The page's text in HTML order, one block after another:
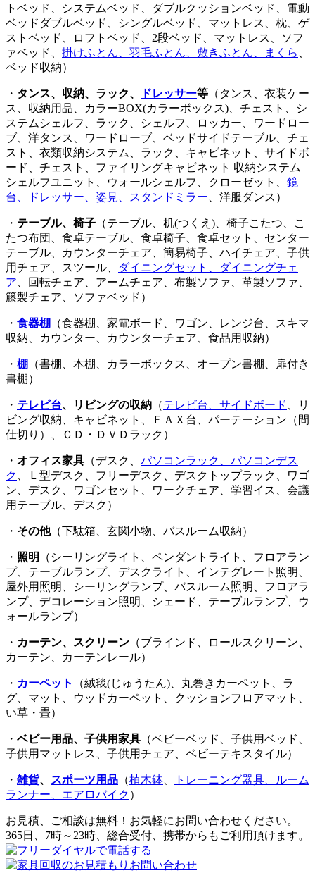
トベッド、システムベッド、ダブルクッションベッド、電動
ベッドダブルベッド、シングルベッド、マットレス、枕、ゲ
ストベッド、ロフトベッド、2段ベッド、マットレス、ソフ
ァベッド、 掛けふとん、羽毛ふとん、敷きふとん、まくら
ベッド収納）
・ タンス、収納、ラック、 ドレッサー等 （タンス、衣装ケー
ス、収納用品、カラーBOX(カラーボックス)、チェスト、シ
ステムシェルフ、ラック、シェルフ、ロッカー、ワードロー
ブ、洋タンス、ワードローブ、ベッドサイドテーブル、チェ
スト、衣類収納システム、ラック、キャビネット、サイドボ
ード、チェスト、ファイリングキャビネット 収納システム
シェルフユニット、ウォールシェルフ、クローゼット、 鏡
台、ドレッサー、姿見、スタンドミラー 、洋服ダンス）
・ テーブル、椅子 （テーブル、机(つくえ)、椅子こたつ、こ
たつ布団、食卓テーブル、食卓椅子、食卓セット、センター
テーブル、カウンターチェア、簡易椅子、ハイチェア、子供
用チェア、スツール、
ダイニングセット、ダイニングチェ
ア 、回転チェア、アームチェア、布製ソファ、革製ソファ、
籐製チェア、ソファベッド）
・ 食器棚
（食器棚、家電ボード、ワゴン、レンジ台、スキマ
収納、カウンター、カウンターチェア、食品用収納）
・ 棚
（書棚、本棚、カラーボックス、オープン書棚、扉付き
書棚）
・ テレビ台、リビングの収納 （テレビ台、サイドボード
、リ
ビング収納、キャビネット、ＦＡＸ台、パーテーション（間
仕切り）、ＣＤ・ＤＶＤラック）
・ オフィス家具 （デスク、 パソコンラック、パソコンデス
ク
、Ｌ型デスク、フリーデスク、デスクトップラック、ワゴ
ン、デスク、ワゴンセット、ワークチェア、学習イス、会議
用テーブル、デスク）
・ その他（下駄箱、玄関小物、バスルーム収納）
・ 照明
（シーリングライト、ペンダントライト、フロアラン
プ、テーブルランプ、デスクライト、インテグレート照明、
屋外用照明、シーリングランプ、バスルーム照明、フロアラ
ンプ、デコレーション照明、シェード、テーブルランプ、ウ
ォールランプ）
・ カーテン、スクリーン （ブラインド、ロールスクリーン、
カーテン、カーテンレール）
・ カーペット
（絨毯(じゅうたん)、丸巻きカーペット、ラ
グ、マット、ウッドカーペット、クッションフロアマット、
い草・畳）
・ ベビー用品、子供用家具 （ベビーベッド、子供用ベッド、
子供用マットレス、子供用チェア、ベビーテキスタイル）
・ 雑貨、 スポーツ用品 （植木鉢
トレーニング器具、ルーム
ランナー、エアロバイク ）
お見積、ご相談は無料！お気軽にお問い合わせください。
365日、7時～23時、総合受付、携帯からもご利用頂けます。